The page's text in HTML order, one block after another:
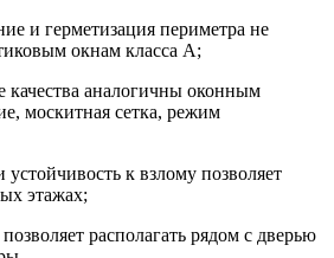
и герметизация периметра не
окнам класса А;
аналогичны оконным
москитная сетка, режим
к взлому позволяет
этажах;
располагать рядом с дверью